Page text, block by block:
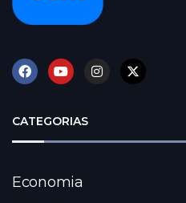
CATEGORIAS
Economia